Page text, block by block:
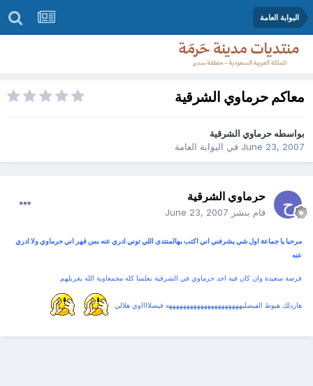
البوابة العامة
معاكم حرماوي الشرقية
بواسطه حرماوي الشرقية
June 23, 2007في البوابة العامة
حرماوي الشرقية
قام بنشر June 23, 2007
مرحبا يا جماعة اول شي يشرفني اني اكتب بهالمنتدى اللي توني ادري عنه بس قهر اني حرماوي ولا ادري
عنه
فرصة سعيدة وان كان فيه احد حرماوي في الشرقية يعلمنا كله مجمعاوية الله يغربلهم
هاردلك هبوط الفيصليهههههههههههههههههههههه فيصلااااوي هلالي